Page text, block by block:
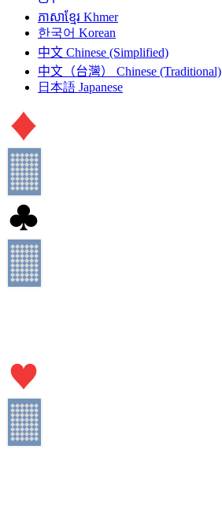
ភាសាខ្មែរ Khmer
한국어 Korean
中文 Chinese (Simplified)
中文（台灣）
Chinese (Traditional)
日本語 Japanese